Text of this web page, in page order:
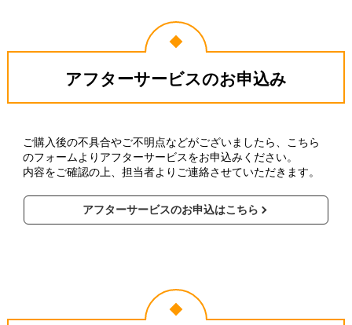
アフターサービスのお申込み
ご購入後の不具合やご不明点などがございましたら、こちら
のフォームよりアフターサービスをお申込みください。
内容をご確認の上、担当者よりご連絡させていただきます。
アフターサービスのお申込はこちら